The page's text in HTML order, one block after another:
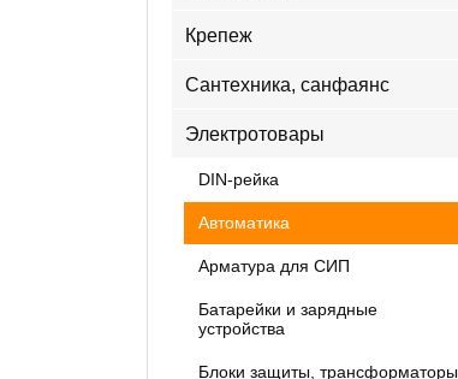
Крепеж
Сантехника, санфаянс
Электротовары
DIN-рейка
Автоматика
Арматура для СИП
Батарейки и зарядные
устройства
Блоки защиты, трансформаторы